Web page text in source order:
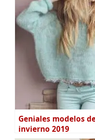
Geniales modelos
invierno 2019